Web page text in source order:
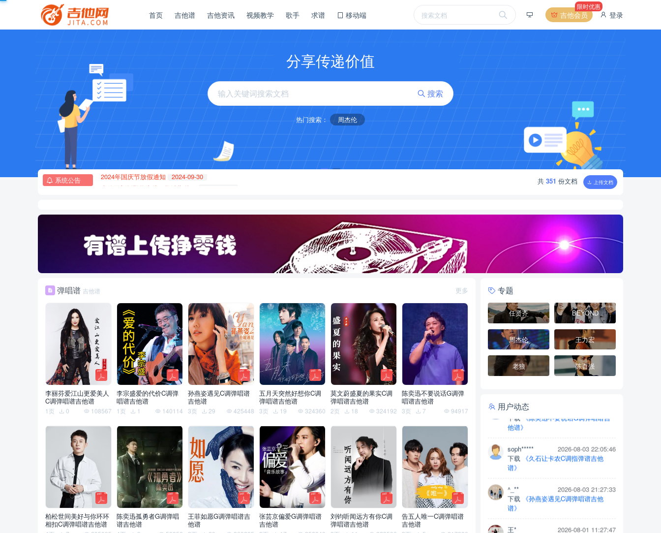
吉他会员
限时优惠
登录
首页 吉他谱 吉他资讯 视频教学 歌手 求谱 移动端
分享传递价值
搜索
热门搜索： 周杰伦
系统公告
2024年国庆节放假通知 2024-09-30
吉他网新版即将上线，敬请期待！ 2024-09-19
共 351 份文档 上传文档
更多
弹唱谱 吉他谱
李丽芬爱江山更爱美人
C调弹唱谱吉他谱
1页 0 108567
李宗盛爱的代价C调弹
唱谱吉他谱
1页 1 140114
孙燕姿遇见C调弹唱谱
吉他谱
3页 29 425448
五月天突然好想你C调
弹唱谱吉他谱
3页 19 324360
莫文蔚盛夏的果实C调
弹唱谱吉他谱
2页 18 324192
陈奕迅不要说话G调弹
唱谱吉他谱
3页 7 94917
柏松世间美好与你环环
相扣C调弹唱谱吉他谱
陈奕迅孤勇者G调弹唱
谱吉他谱
王菲如愿G调弹唱谱吉
他谱
张芸京偏爱G调弹唱谱
吉他谱
刘钧听闻远方有你C调
弹唱谱吉他谱
告五人唯一C调弹唱谱
吉他谱
专题
任贤齐 BEYOND
周杰伦 王力宏
老狼 陈百强
用户动态
米饭**
2026-08-07 19:56:09
下载《王菲如愿G调弹唱谱吉他谱》
2026-08-07 18:39:15
下载《赵雷成都C调弹唱谱吉他谱》
2026-08-07 15:41:55
下载《赵雷成都C调弹唱谱吉他谱》
1️**
下载《周杰伦晴天C调指弹谱吉他
谱》
愿*
2026-08-06 11:50:17
下载《蔡健雅红色高跟鞋C调弹唱谱
吉他谱》
soph*****
2026-08-03 22:07:17
soph*****
2026-08-03 22:05:46
下载《久石让卡农C调指弹谱吉他
^_**
2026-08-03 21:27:33
下载
王* 2026-08-01 11:27:47
下载